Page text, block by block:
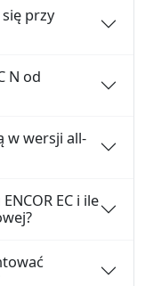
się przy
N od
w wersji all-
EC i ile